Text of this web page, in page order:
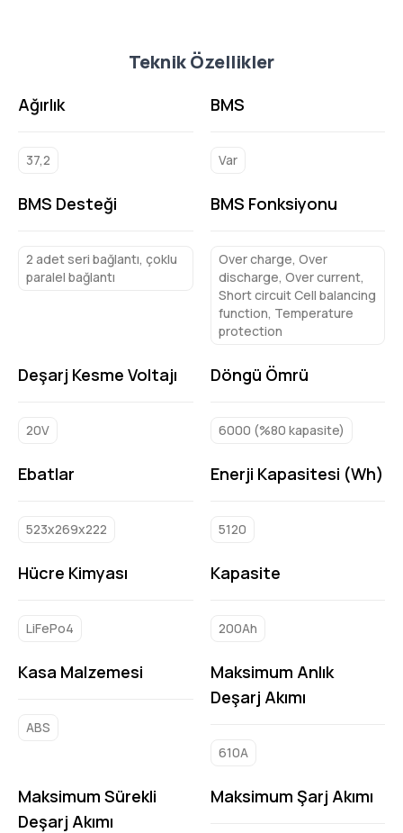
Teknik Özellikler
Ağırlık
37,2
BMS
Var
BMS Desteği
2 adet seri bağlantı, çoklu
paralel bağlantı
BMS Fonksiyonu
Over charge, Over
discharge, Over current,
Short circuit Cell balancing
function, Temperature
protection
Deşarj Kesme Voltajı
20V
Döngü Ömrü
6000 (%80 kapasite)
Ebatlar
523x269x222
Enerji Kapasitesi (Wh)
5120
Hücre Kimyası
LiFePo4
Kapasite
200Ah
Kasa Malzemesi
ABS
Maksimum Anlık
Deşarj Akımı
610A
Maksimum Sürekli
Deşarj Akımı
Maksimum Şarj Akımı